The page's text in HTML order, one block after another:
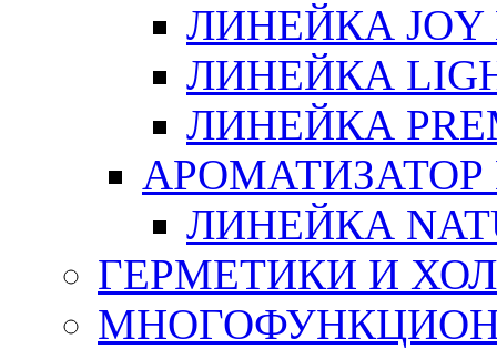
ЛИНЕЙКА JOY
ЛИНЕЙКА
ЛИНЕЙКА
ЛИНЕЙКА
ГЕРМЕТИКИ И